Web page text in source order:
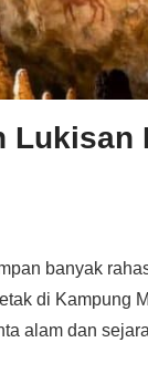
Lukisan
banyak
di Kampung
alam dan